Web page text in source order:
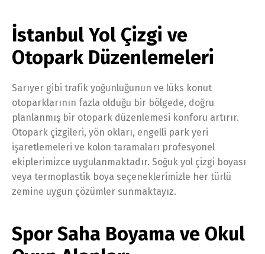
İstanbul Yol Çizgi ve
Otopark Düzenlemeleri
Sarıyer gibi trafik yoğunluğunun ve lüks konut
otoparklarının fazla olduğu bir bölgede, doğru
planlanmış bir otopark düzenlemesi konforu artırır.
Otopark çizgileri, yön okları, engelli park yeri
işaretlemeleri ve kolon taramaları profesyonel
ekiplerimizce uygulanmaktadır. Soğuk yol çizgi boyası
veya termoplastik boya seçeneklerimizle her türlü
zemine uygun çözümler sunmaktayız.
Spor Saha Boyama ve Okul